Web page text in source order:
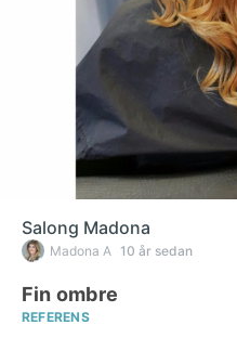
Salong Madona
Madona A 10 år sedan
Fin ombre
REFERENS